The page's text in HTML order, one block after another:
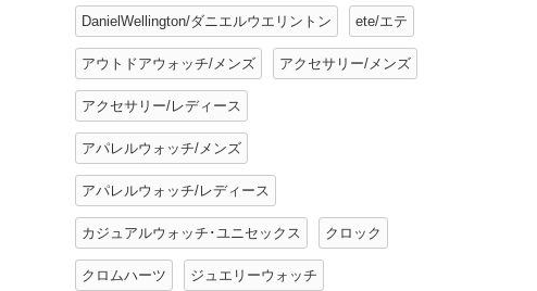
DanielWellington/ダニエルウエリントン ete/エテ
アウトドアウォッチ/メンズ アクセサリー/メンズ
アクセサリー/レディース
アパレルウォッチ/メンズ
アパレルウォッチ/レディース
カジュアルウォッチ･ユニセックス クロック
クロムハーツ ジュエリーウォッチ